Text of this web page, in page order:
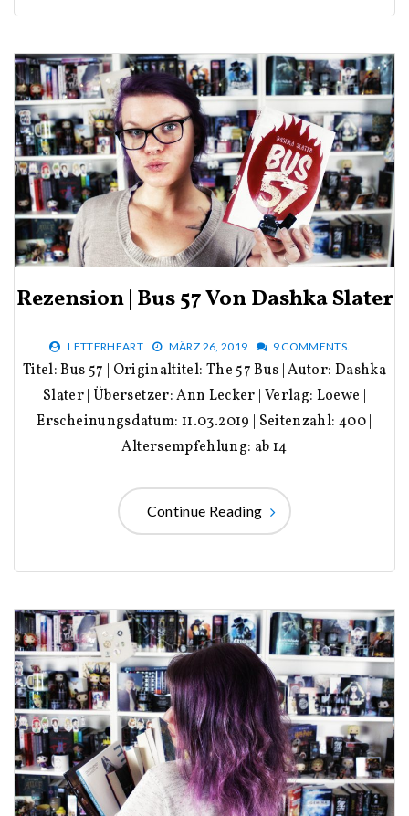
Rezension | Bus 57 Von Dashka Slater
LETTERHEART MÄRZ 26, 2019 9 COMMENTS.
Titel: Bus 57 | Originaltitel: The 57 Bus | Autor: Dashka
Slater | Übersetzer: Ann Lecker | Verlag: Loewe |
Erscheinungsdatum: 11.03.2019 | Seitenzahl: 400 |
Altersempfehlung: ab 14
Continue Reading